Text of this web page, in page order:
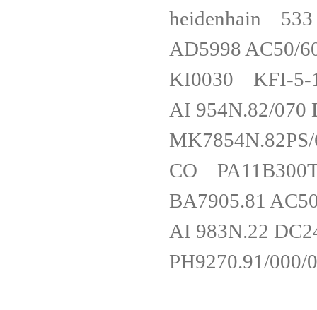
heidenhain
AD5998
KI0030 KFI-
AI 954N.82/
CO
BA7905.81
AI 983N.22
PH9270.91/